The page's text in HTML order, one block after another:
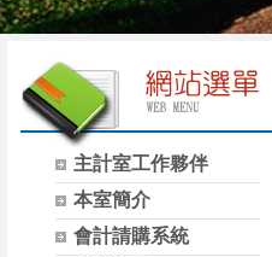
主計室工作夥伴
本室簡介
會計請購系統